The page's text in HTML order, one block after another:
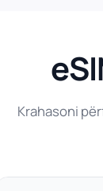
Krahasoni